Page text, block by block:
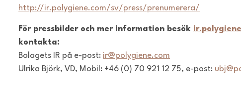
http://ir.polygiene.com/sv/press/prenumerera/
För pressbilder och mer information besök
kontakta:
Bolagets IR på e-post: ir@polygiene.com
Ulrika Björk, VD, Mobil: +46 (0) 70 921 12 75, e-post: